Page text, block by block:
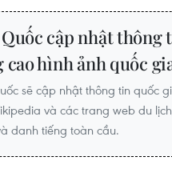
cập nhật
cao hình ảnh quốc
sẽ cập nhật thông tin quốc
và các trang web du
danh tiếng toàn cầu.